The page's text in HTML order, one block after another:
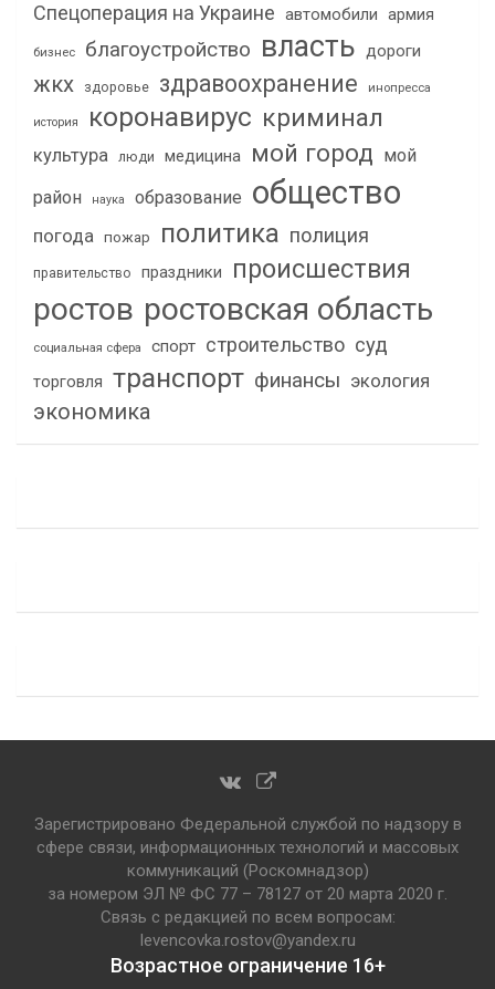
Спецоперация на Украине автомобили армия
бизнес благоустройство власть дороги
жкх здоровье здравоохранение инопресса
история коронавирус криминал
культура люди медицина мой город мой
район
наука образование общество
погода пожар политика полиция
правительство праздники происшествия
ростов ростовская область
социальная сфера спорт строительство суд
торговля транспорт финансы экология
экономика
Зарегистрировано Федеральной службой по надзору в
сфере связи, информационных технологий и массовых
коммуникаций (Роскомнадзор)
за номером ЭЛ № ФС 77 – 78127 от 20 марта 2020 г.
Связь с редакцией по всем вопросам:
levencovka.rostov@yandex.ru
Возрастное ограничение 16+